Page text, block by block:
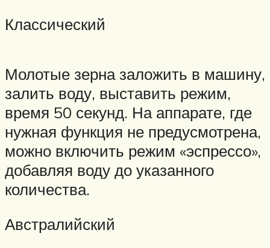
Классический
Молотые зерна заложить в машину,
залить воду, выставить режим,
время 50 секунд. На аппарате, где
нужная функция не предусмотрена,
можно включить режим «эспрессо»,
добавляя воду до указанного
количества.
Австралийский